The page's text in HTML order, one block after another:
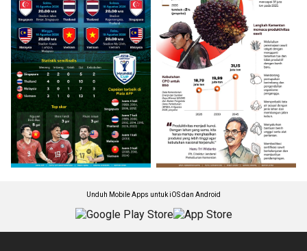
Unduh Mobile Apps untuk iOS dan Android